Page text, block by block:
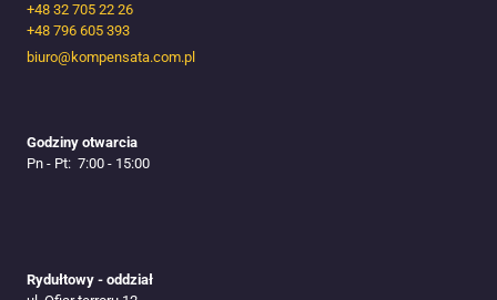
+48 32 705 22 26
+48 796 605 393
biuro@kompensata.com.pl
Godziny otwarcia
Pn - Pt: 7:00 - 15:00
Rydułtowy - oddział